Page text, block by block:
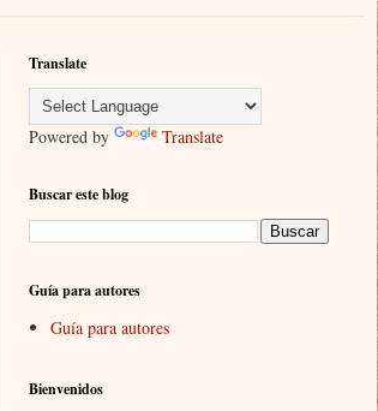
Translate
Powered by Translate
Buscar este blog
Guía para autores
Guía para autores
Bienvenidos